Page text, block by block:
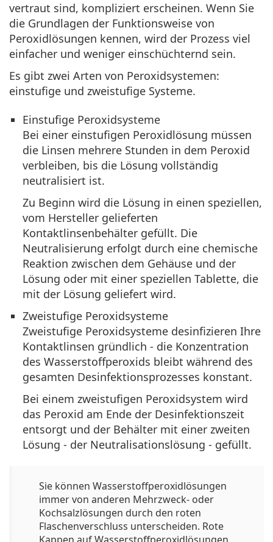
vertraut sind, kompliziert erscheinen. Wenn Sie
die Grundlagen der Funktionsweise von
Peroxidlösungen kennen, wird der Prozess viel
einfacher und weniger einschüchternd sein.
Es gibt zwei Arten von Peroxidsystemen:
einstufige und zweistufige Systeme.
Einstufige Peroxidsysteme
Bei einer einstufigen Peroxidlösung müssen
die Linsen mehrere Stunden in dem Peroxid
verbleiben, bis die Lösung vollständig
neutralisiert ist.
Zu Beginn wird die Lösung in einen speziellen,
vom Hersteller gelieferten
Kontaktlinsenbehälter gefüllt. Die
Neutralisierung erfolgt durch eine chemische
Reaktion zwischen dem Gehäuse und der
Lösung oder mit einer speziellen Tablette, die
mit der Lösung geliefert wird.
Zweistufige Peroxidsysteme
Zweistufige Peroxidsysteme desinfizieren Ihre
Kontaktlinsen gründlich - die Konzentration
des Wasserstoffperoxids bleibt während des
gesamten Desinfektionsprozesses konstant.
Bei einem zweistufigen Peroxidsystem wird
das Peroxid am Ende der Desinfektionszeit
entsorgt und der Behälter mit einer zweiten
Lösung - der Neutralisationslösung - gefüllt.
Sie können Wasserstoffperoxidlösungen
immer von anderen Mehrzweck- oder
Kochsalzlösungen durch den roten
Flaschenverschluss unterscheiden. Rote